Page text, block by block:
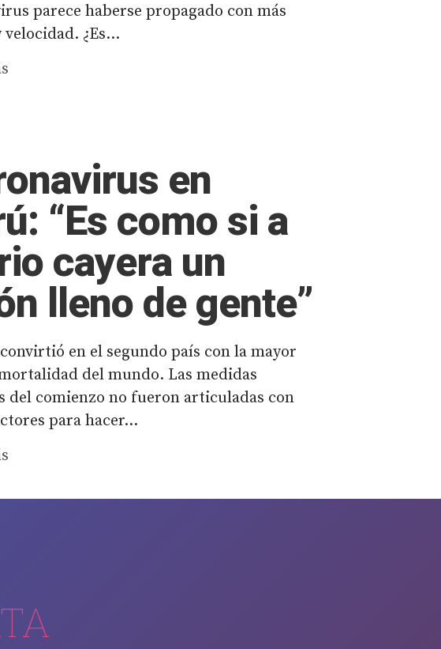
parece haberse propagado con más
¿Es...
en
“Es como si a
cayera un
lleno de gente”
en el segundo país con la mayor
del mundo. Las medidas
del comienzo no fueron articuladas con
para hacer...